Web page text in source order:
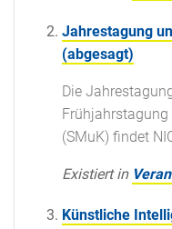
Jahrestagung
(abgesagt)
Die
(SMuK) findet
Existiert in
Künstliche